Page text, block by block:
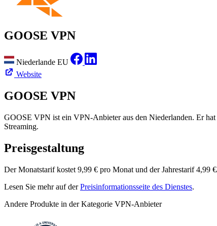
GOOSE VPN
Niederlande EU
Website
GOOSE VPN
GOOSE VPN ist ein VPN-Anbieter aus den Niederlanden. Er
Streaming.
Preisgestaltung
Der Monatstarif kostet 9,99 € pro Monat und der Jahrestarif 4,99
Lesen Sie mehr auf derPreisinformationsseite des Dienstes.
Andere Produkte in der Kategorie VPN-Anbieter